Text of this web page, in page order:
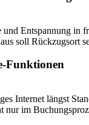
Entspannung in
soll Rückzugsort
Funktionen
Internet längst
im